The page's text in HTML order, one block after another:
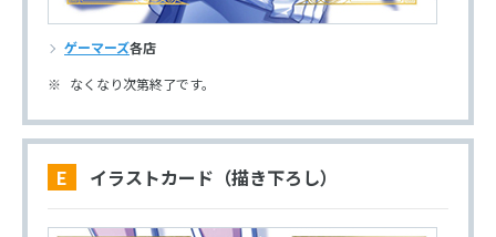
ゲーマーズ各店
なくなり次第終了です。
E イラストカード（描き下ろし）